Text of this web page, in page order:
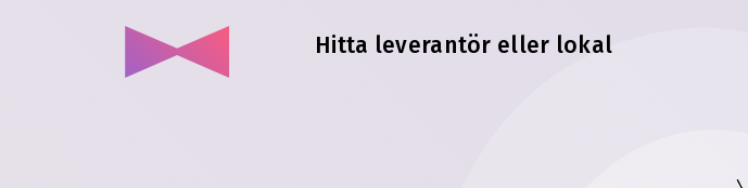
Hitta leverantör eller lokal